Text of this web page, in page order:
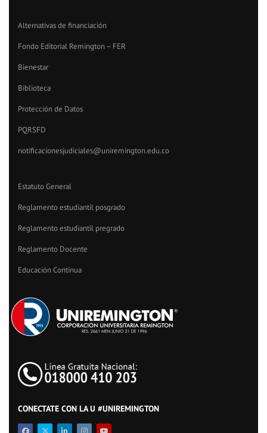
Alternativas de financiación
Fondo Editorial Remington – FER
Bienestar
Biblioteca
Protección de Datos
PQRSFD
notificacionesjudiciales@uniremington.edu.co
Estatuto General
Reglamento estudiantil posgrado
Reglamento estudiantil pregrado
Reglamento Docente
Educación Continua
CONECTATE CON LA U #UNIREMINGTON